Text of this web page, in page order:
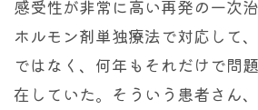
感受性が非常に高い再発の一次
ホルモン剤単独療法で対応して
ではなく、何年もそれだけで問
在していた。そういう患者さん